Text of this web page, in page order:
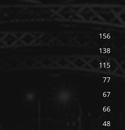
156
138
115
77
67
66
48